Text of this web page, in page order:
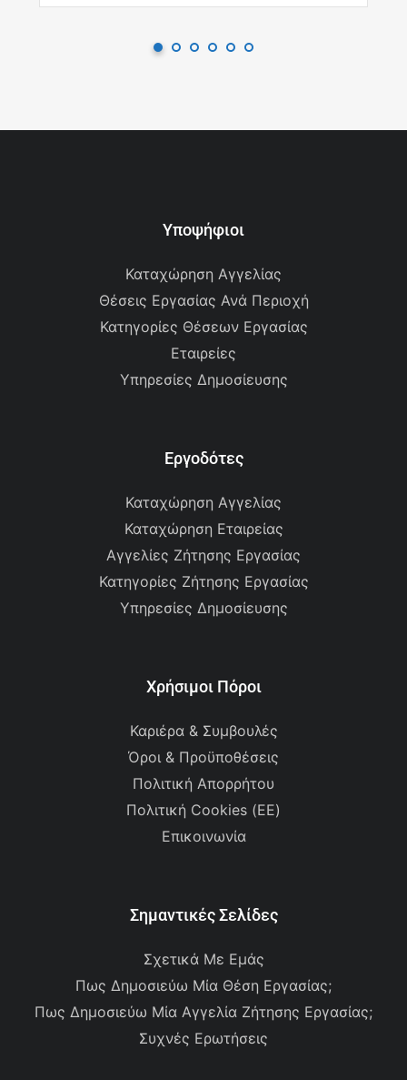
Υποψήφιοι
Καταχώρηση Αγγελίας
Θέσεις Εργασίας Ανά Περιοχή
Κατηγορίες Θέσεων Εργασίας
Εταιρείες
Υπηρεσίες Δημοσίευσης
Εργοδότες
Καταχώρηση Αγγελίας
Καταχώρηση Εταιρείας
Αγγελίες Ζήτησης Εργασίας
Κατηγορίες Ζήτησης Εργασίας
Υπηρεσίες Δημοσίευσης
Χρήσιμοι Πόροι
Καριέρα & Συμβουλές
Όροι & Προϋποθέσεις
Πολιτική Απορρήτου
Πολιτική Cookies (ΕΕ)
Επικοινωνία
Σημαντικές Σελίδες
Σχετικά Με Εμάς
Πως Δημοσιεύω Μία Θέση Εργασίας;
Πως Δημοσιεύω Μία Αγγελία Ζήτησης Εργασίας;
Συχνές Ερωτήσεις